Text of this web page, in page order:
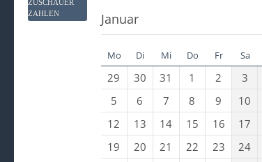
ZUSCHAUER
ZAHLEN
Januar
Mo Di Mi Do Fr Sa
29 30 31 1 2 3
5
6 7 8 9 10
12
13 14 15 16 17
19
20 21 22 23 24